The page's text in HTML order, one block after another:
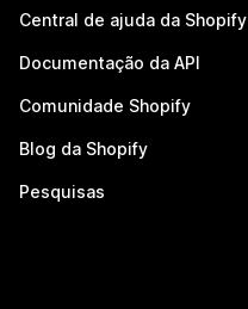
Central de ajuda da Shopify
Documentação da API
Comunidade Shopify
Blog da Shopify
Pesquisas